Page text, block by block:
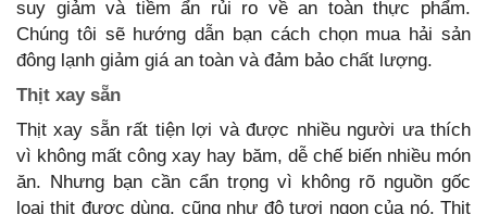
suy giảm và tiềm ẩn rủi ro về an toàn thực phẩm.
Chúng tôi sẽ hướng dẫn bạn cách chọn mua hải sản
đông lạnh giảm giá an toàn và đảm bảo chất lượng.
Thịt xay sẵn
Thịt xay sẵn rất tiện lợi và được nhiều người ưa thích
vì không mất công xay hay băm, dễ chế biến nhiều món
ăn. Nhưng bạn cần cẩn trọng vì không rõ nguồn gốc
loại thịt được dùng, cũng như độ tươi ngon của nó. Thịt